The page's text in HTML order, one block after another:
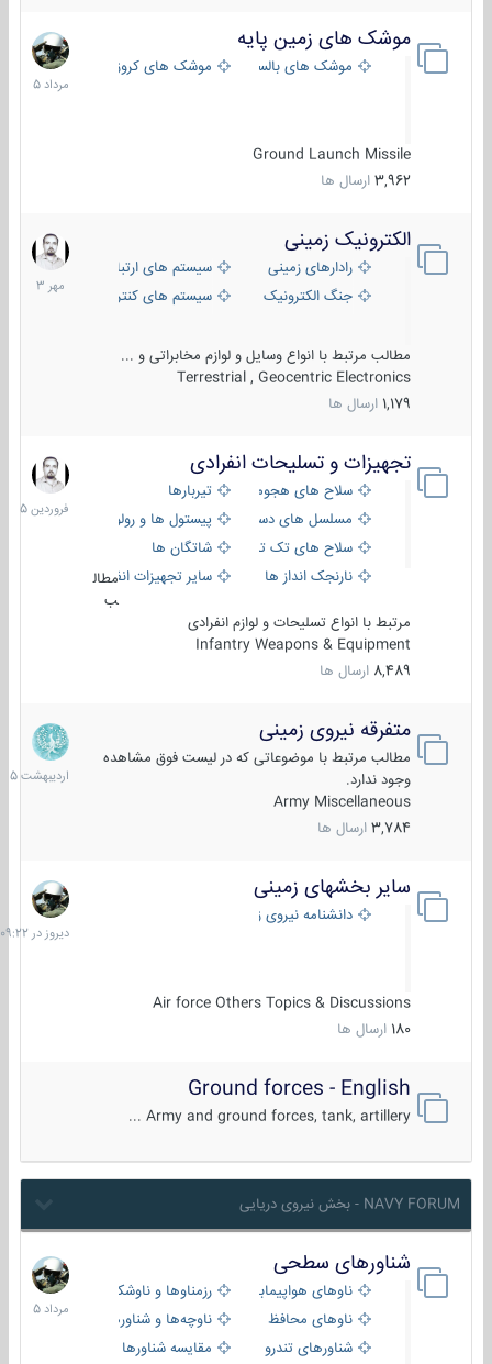
موشک های زمین پایه
موشک های بالستیک موشک های کروز
Ground Launch Missile
3,962 ارسال ها
2
مرداد
1405
الکترونیک زمینی
رادارهای زمینی
سیستم های ارتباطی و جمع آوری
جنگ الکترونیک
سیستم های کنترل آتش و تجهیزات
مطالب مرتبط با انواع وسایل و لوازم مخابراتی و ...
Terrestrial , Geocentric Electronics
1,179 ارسال ها
1
مهر
1403
تجهیزات و تسلیحات انفرادی
سلاح های هجومی
تیربارها
مسلسل های دستی
پیستول ها و رولورها
سلاح های تک تیر اندازیشاتگان ها
نارنجک انداز ها
سایر تجهیزات انفرادی
مطال
ب
مرتبط با انواع تسلیحات و لوازم انفرادی
Infantry Weapons & Equipment
8,489 ارسال ها
17
فروردین
1405
متفرقه نیروی زمینی
مطالب مرتبط با موضوعاتی که در لیست فوق مشاهده
وجود ندارد.
Army Miscellaneous
3,784 ارسال ها
27
1405
سایر بخشهای زمینی
دانشنامه نیروی زمینی
Air force Others Topics & Discussions
180 ارسال ها
دیروز
در
09:22
Ground forces - English
Army and ground forces, tank, artillery ...
NAVY FORUM - بخش نیروی دریایی
شناورهای سطحی
ناوهای هواپیمابر و بالگرد بررزمناوها و ناوشکن‌ها
ناوهای محافظ
ناوچه‌ها و شناورهای گشتی
شناورهای تندرو
مقایسه شناورها
2
مرداد
1405